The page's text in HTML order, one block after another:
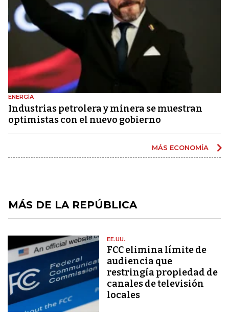
ENERGÍA
Industrias petrolera y minera se muestran
optimistas con el nuevo gobierno
MÁS ECONOMÍA
MÁS DE LA REPÚBLICA
EE.UU.
FCC elimina límite de
audiencia que
restringía propiedad de
canales de televisión
locales